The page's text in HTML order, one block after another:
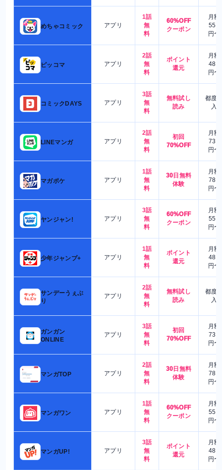
めちゃコミック アプリ
1話
無
料
60%OFF
クーポン
月額
550
円〜
ピッコマ アプリ
2話
無
料
ポイント
還元
月額
480
円〜
コミックDAYS アプリ
3話
無
料
無料試し
読み
都度
入
LINEマンガ アプリ
2話
無
料
初回
70%OFF
月額
730
円〜
マガポケ アプリ
1話
無
料
30日無料
体験
月額
780
円〜
ヤンジャン! アプリ
3話
無
料
60%OFF
クーポン
月額
550
円〜
少年ジャンプ+ アプリ
1話
無
料
ポイント
還元
月額
480
円〜
サンデーうぇぶ
り
アプリ
2話
無
料
無料試し
読み
都度
入
ガンガン
ONLINE
アプリ
3話
無
料
初回
70%OFF
月額
730
円〜
マンガTOP アプリ
2話
無
料
30日無料
体験
月額
780
円〜
マンガワン アプリ
1話
無
料
60%OFF
クーポン
月額
550
円〜
マンガUP! アプリ
3話
無
料
ポイント
還元
月額
480
円〜